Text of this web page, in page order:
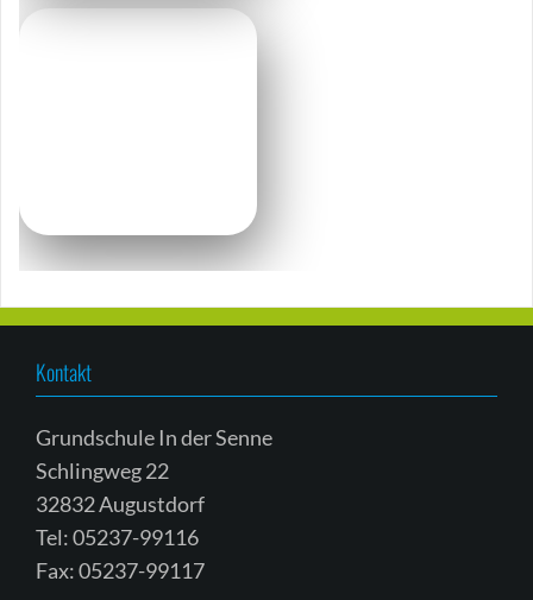
Kontakt
Grundschule In der Senne
Schlingweg 22
32832 Augustdorf
Tel: 05237-99116
Fax: 05237-99117